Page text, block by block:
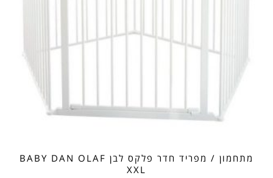
מתחמון / מפריד חדר פלקס לבן BABY DAN OLAF
XXL